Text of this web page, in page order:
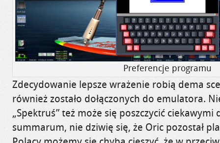
Preferencje programu
Zdecydowanie lepsze wrażenie robią dema
również zostało dołączonych do emulatora.
„Spektruś” też może się poszczycić ciekawymi
summarum, nie dziwię się, że Oric pozostał